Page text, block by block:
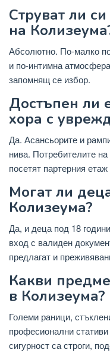
Струват ли
на
Абсолютно. По-малко
и по-интимна
запомнящ се избор.
Достъпен ли
хора с
Да. Асансьорите и
нива. Потребителите
посетят партерния
Могат ли
Колизеума?
Да, и деца под 18
вход с валиден
предлагат и
Какви
в Колизеума?
Големи раници,
професионални
сигурност са строги,